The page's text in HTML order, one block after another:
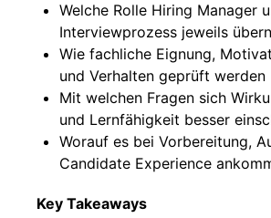
Welche Rolle Hiring Manager
Interviewprozess jeweils
Wie fachliche Eignung,
und Verhalten geprüft werden
Mit welchen Fragen sich
und Lernfähigkeit besser
Worauf es bei Vorbereitung,
Candidate Experience
Key Takeaways